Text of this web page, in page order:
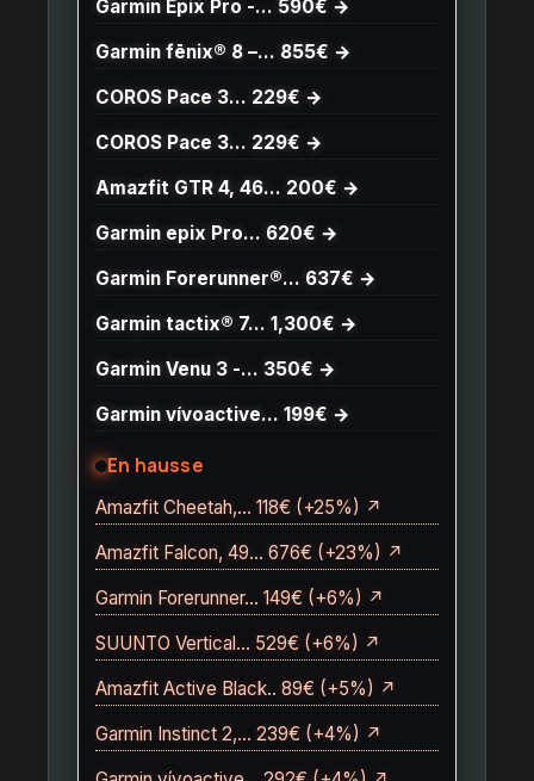
Garmin Epix Pro -… 590€ →
Garmin fēnix® 8 –… 855€ →
COROS Pace 3… 229€ →
COROS Pace 3… 229€ →
Amazfit GTR 4, 46… 200€ →
Garmin epix Pro… 620€ →
Garmin Forerunner®… 637€ →
Garmin tactix® 7… 1,300€ →
Garmin Venu 3 -… 350€ →
Garmin vívoactive… 199€ →
En hausse
Amazfit Cheetah,… 118€ (+25%) ↗
Amazfit Falcon, 49… 676€ (+23%) ↗
Garmin Forerunner… 149€ (+6%) ↗
SUUNTO Vertical… 529€ (+6%) ↗
Amazfit Active Black.. 89€ (+5%) ↗
Garmin Instinct 2,… 239€ (+4%) ↗